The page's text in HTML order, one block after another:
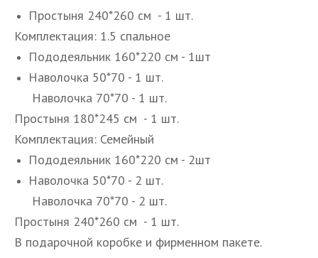
Простыня 240*260 см - 1 шт.
Комплектация: 1.5 спальное
Пододеяльник 160*220 см - 1шт
Наволочка 50*70 - 1 шт.
Наволочка 70*70 - 1 шт.
Простыня 180*245 см - 1 шт.
Комплектация: Семейный
Пододеяльник 160*220 см - 2шт
Наволочка 50*70 - 2 шт.
Наволочка 70*70 - 2 шт.
Простыня 240*260 см - 1 шт.
В подарочной коробке и фирменном пакете.